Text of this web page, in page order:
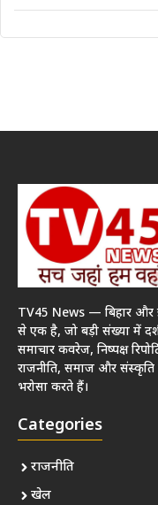
TV45 News — बिहार और
से एक है, जो बड़ी संख्या में
समाचार कवरेज, निष्पक्ष
राजनीति, समाज और
भरोसा करते हैं।
Categories
राजनीति
खेल